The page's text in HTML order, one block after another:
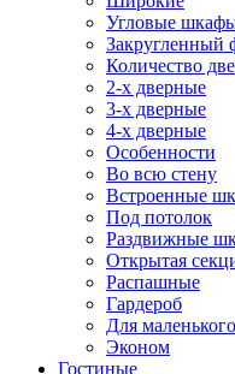
Угловые
Закругленный
Количество
2-х дверные
3-х дверные
4-х дверные
Особенности
Во всю стену
Встроенные
Под потолок
Раздвижные
Открытая
Распашные
Гардероб
Для
Эконом
Гостиные